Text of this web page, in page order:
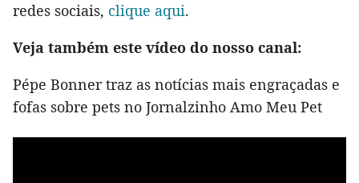
redes sociais, clique aqui.
Veja também este vídeo do nosso canal:
Pépe Bonner traz as notícias mais engraçadas e
fofas sobre pets no Jornalzinho Amo Meu Pet